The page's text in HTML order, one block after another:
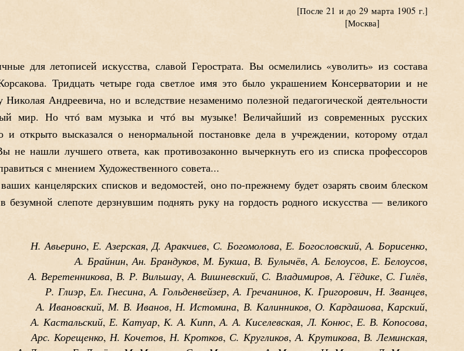
[После 21 и до 29 марта 1905 г.]
[Москва]
для летописей искусства, славой Герострата. Вы осмелились «уволить» из состава
Тридцать четыре года светлое имя это было украшением Консерватории и не
Андреевича, но и вследствие незаменимо полезной педагогической деятельности
мир. Но чтовам музыка и чтовы музыке! Величайший из современных русских
и открыто высказался о ненормальной постановке дела в учреждении, которому отдал
нашли лучшего ответа, как противозаконно вычеркнуть его из списка профессоров
с мнением Художественного совета...
канцелярских списков и ведомостей, оно по-прежнему будет озарять своим блеском
слепоте дерзнувшим поднять руку на гордость родного искусства — великого
Н. Авьерино,Е. Азерская,Д. Аракчиев, С. Богомолова, Е. Богословский,А. Борисенко,
А. Брайнин,Ан. Брандуков,М. Букша,В. Булычёв,А. Белоусов, Е. Белоусов,
А. Веретенникова, В. Р. Вильшау,А. Вишневский, С. Владимиров,А. Гёдике, С. Гилёв,
Р. Глиэр,Ел. Гнесина,А. Гольденвейзер,А. Гречанинов, К. Григорович, Н. Званцев,
А. Ивановский,М. В. Иванов,Н. Истомина, В. Калинников, О. Кардашова, Карский,
А. Кастальский, Е. Катуар, К. А. Кипп,А. А. Киселевская,Л. Конюс, Е. В. Копосова,
Арс. Корещенко,Н. Кочетов,Н. Кротков, С. Кругликов,А. Крутикова, В. Леминская,